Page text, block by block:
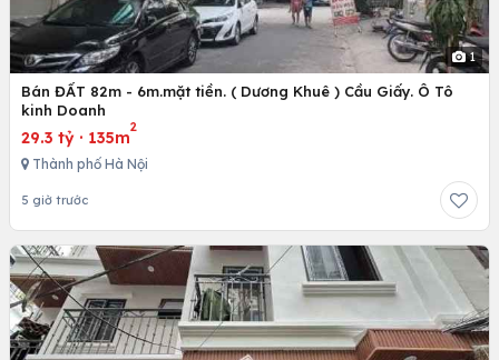
1
Bán ĐẤT 82m - 6m.mặt tiền. ( Dương Khuê ) Cầu Giấy. Ô Tô
kinh Doanh
29.3 tỷ · 135m
2
Thành phố Hà Nội
5 giờ trước